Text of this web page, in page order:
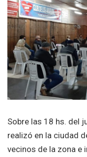
Sobre las 18 hs. del
realizó en la ciudad
vecinos de la zona e